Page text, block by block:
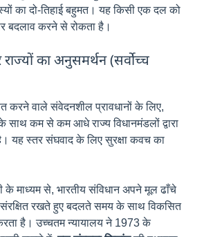
का दो-तिहाई बहुमत। यह किसी एक दल को
बदलाव करने से रोकता है।
का अनुसमर्थन (सर्वोच्च
करने वाले संवेदनशील प्रावधानों के लिए,
साथ कम से कम आधे राज्य विधानमंडलों द्वारा
यह स्तर संघवाद के लिए सुरक्षा कवच का
के माध्यम से, भारतीय संविधान अपने मूल ढाँचे
रखते हुए बदलते समय के साथ विकसित
करता है। उच्चतम न्यायालय ने 1973 के